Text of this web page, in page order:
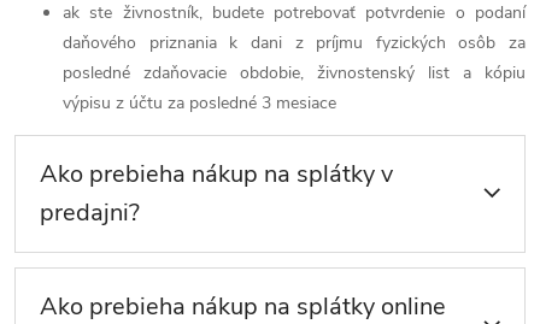
ak ste živnostník, budete potrebovať potvrdenie o podaní
daňového priznania k dani z príjmu fyzických osôb za
posledné zdaňovacie obdobie, živnostenský list a kópiu
výpisu z účtu za posledné 3 mesiace
Ako prebieha nákup na splátky v
predajni?
Ako prebieha nákup na splátky online